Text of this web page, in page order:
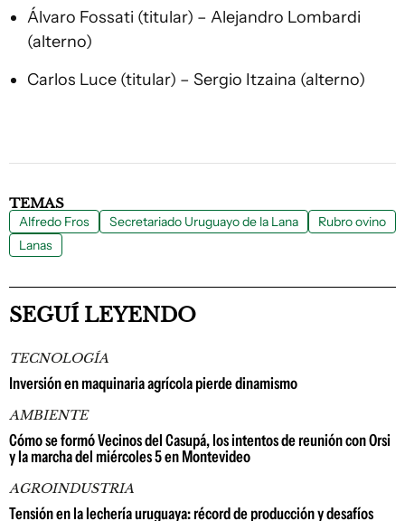
Álvaro Fossati (titular) – Alejandro Lombardi
(alterno)
Carlos Luce (titular) – Sergio Itzaina (alterno)
TEMAS
Alfredo Fros Secretariado Uruguayo de la Lana
Rubro ovino
Lanas
SEGUÍ LEYENDO
TECNOLOGÍA
Inversión en maquinaria agrícola pierde dinamismo
AMBIENTE
Cómo se formó Vecinos del Casupá, los intentos de reunión con Orsi
y la marcha del miércoles 5 en Montevideo
AGROINDUSTRIA
Tensión en la lechería uruguaya: récord de producción y desafíos